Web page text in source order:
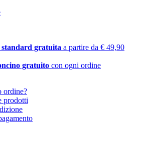
gratuita a partire da € 49,90
gratuito con ogni ordine
ordine?
prodotti